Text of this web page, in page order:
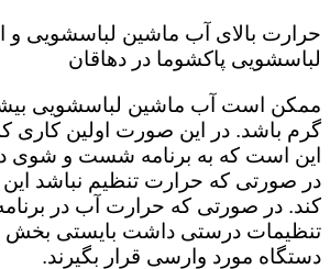
حرارت بالای آب ماشین لباسشویی و
لباسشویی پاکشوما در دهاقان
ممکن است آب ماشین لباسشویی
گرم باشد. در این صورت اولین کاری که
این است که به برنامه شست و شوی
در صورتی که حرارت تنظیم نباشد
کند. در صورتی که حرارت آب در
تنظیمات درستی داشت بایستی بخش
دستگاه مورد وارسی قرار بگیرند.